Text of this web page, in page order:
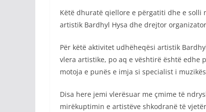
Këtë dhuratë qiellore e përgatiti dhe e solli
artistik Bardhyl Hysa dhe drejtor
Për këtë aktivitet udhëheqësi artistik
vlera artistike, po aq e vështirë është edhe
motoja e punës e imja si specialist i
Disa here jemi vlerësuar me çmime të
mirëkuptimin e artistëve shkodranë të